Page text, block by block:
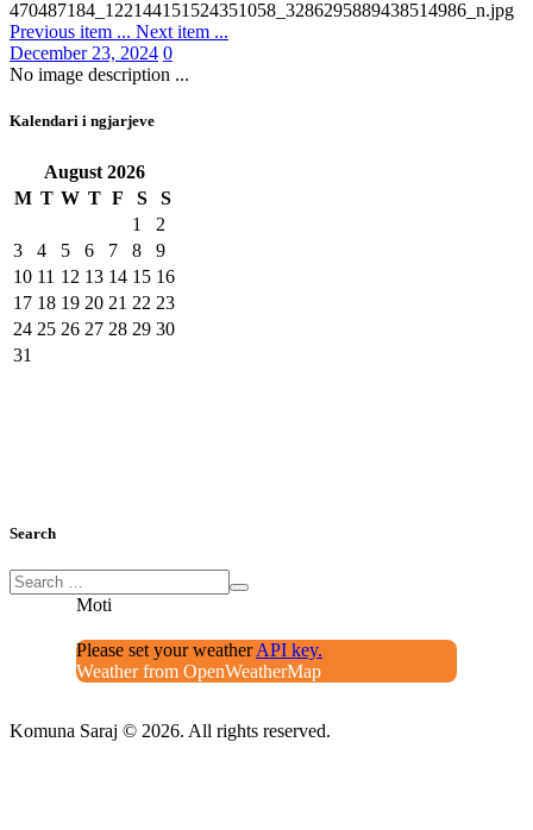
Previous item ... Next item ...
December 23, 2024 0
No image description ...
Kalendari i ngjarjeve
August 2026
M T W T F S
S
1
2
3
4 5 6 7 8
9
10 11 12 13 14 15 16
17 18 19 20 21 22 23
24 25 26 27 28 29 30
31
Search
Moti
Please set your weatherAPI key.
Weather from OpenWeatherMap
Komuna Saraj © 2026. All rights reserved.